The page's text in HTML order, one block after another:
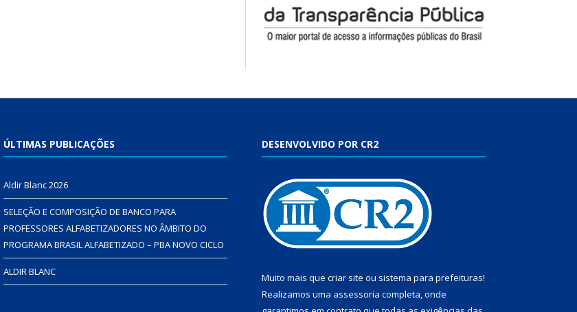
ÚLTIMAS PUBLICAÇÕES
Aldir Blanc 2026
SELEÇÃO E COMPOSIÇÃO DE BANCO PARA
PROFESSORES ALFABETIZADORES NO ÂMBITO DO
PROGRAMA BRASIL ALFABETIZADO – PBA NOVO CICLO
ALDIR BLANC
DESENVOLVIDO POR CR2
Muito mais que criar site ou sistema para prefeituras!
Realizamos uma assessoria completa, onde